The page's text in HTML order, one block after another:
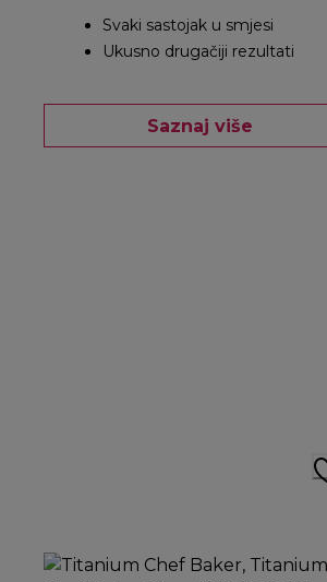
Svaki sastojak u smjesi
Ukusno drugačiji rezultati
Saznaj više